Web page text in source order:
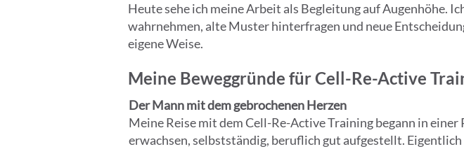
Heute sehe ich meine Arbeit als Begleitung auf Augenhöhe.
wahrnehmen, alte Muster hinterfragen und neue
eigene Weise.
Meine Beweggründe für Cell-Re-Active
Der Mann mit dem gebrochenen Herzen
Meine Reise mit dem Cell-Re-Active Training begann in
erwachsen, selbstständig, beruflich gut aufgestellt.